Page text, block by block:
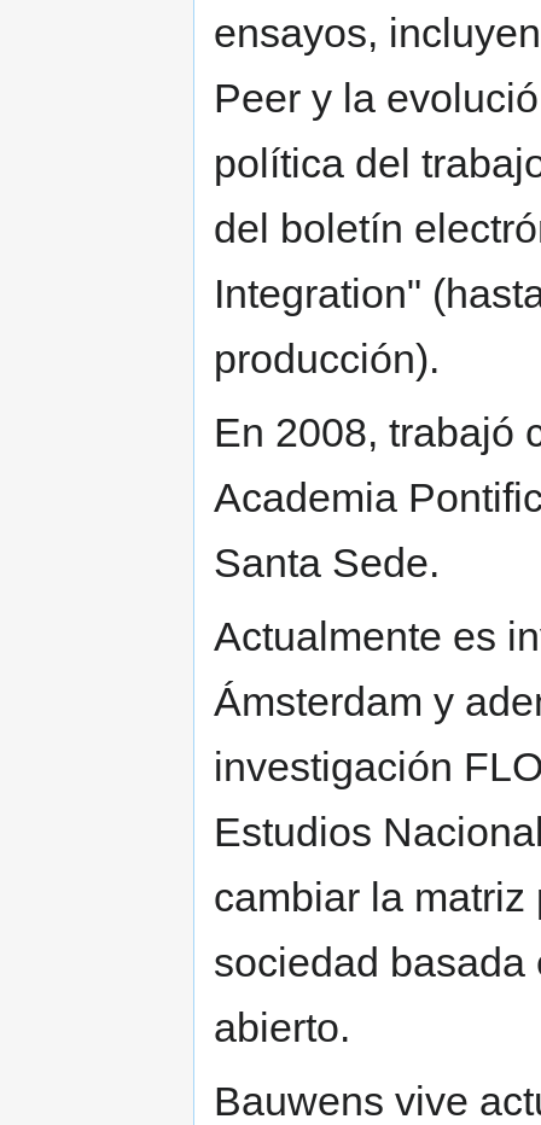
ensayos,
Peer y la
política del
del boletín
Integration"
producción).
En 2008, trabajó
Academia
Santa Sede.
Actualmente es
Ámsterdam y
investigación
Estudios
cambiar la
sociedad basada
abierto.
Bauwens vive